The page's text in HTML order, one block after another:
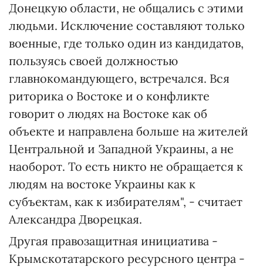
Донецкую области, не общались с этими
людьми. Исключение составляют только
военные, где только один из кандидатов,
пользуясь своей должностью
главнокомандующего, встречался. Вся
риторика о Востоке и о конфликте
говорит о людях на Востоке как об
объекте и направлена ​​больше на жителей
Центральной и Западной Украины, а не
наоборот. То есть никто не обращается к
людям на востоке Украины как к
субъектам, как к избирателям", - считает
Александра Дворецкая.
Другая правозащитная инициатива -
Крымскотатарского ресурсного центра -